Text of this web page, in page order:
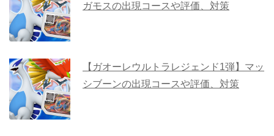
ガモスの出現コースや評価、対策
【ガオーレウルトラレジェンド1弾】マッ
シブーンの出現コースや評価、対策